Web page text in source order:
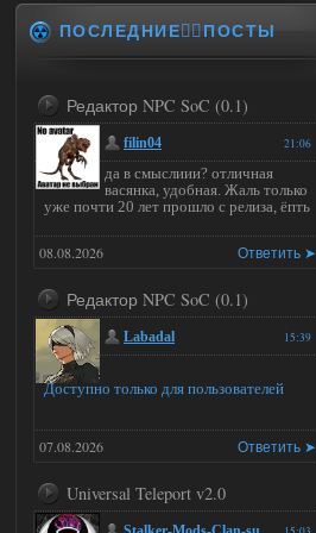
ПОСЛЕДНИЕ✍🏻ПОСТЫ
Редактор NPC SoC (0.1)
21:06
filin04
да в смыслиии? отличная
васянка, удобная. Жаль только
уже почти 20 лет прошло с релиза, ёпть
Ответить ➤
08.08.2026
Редактор NPC SoC (0.1)
15:39
Labadal
Доступно только для пользователей
Ответить ➤
07.08.2026
Universal Teleport v2.0